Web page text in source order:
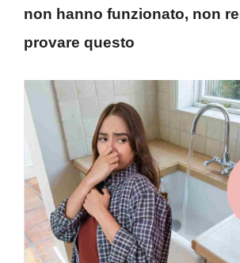
non hanno funzionato, non
provare questo